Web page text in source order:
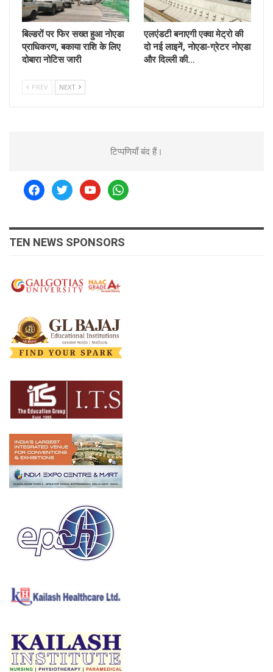
बिल्डरों पर फिर सख्त हुआ नोएडा
प्राधिकरण, बकाया राशि के लिए
दोबारा नोटिस जारी
एलएंडटी बनाएगी एक्वा मेट्रो की
दो नई लाइनें, नोएडा-ग्रेटर नोएडा
और दिल्ली की…
PREV NEXT
टिप्पणियाँ बंद हैं।
facebooktwitteryoutubewhatsapp
TEN NEWS SPONSORS